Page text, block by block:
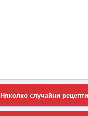
Няколко случайни рецепти